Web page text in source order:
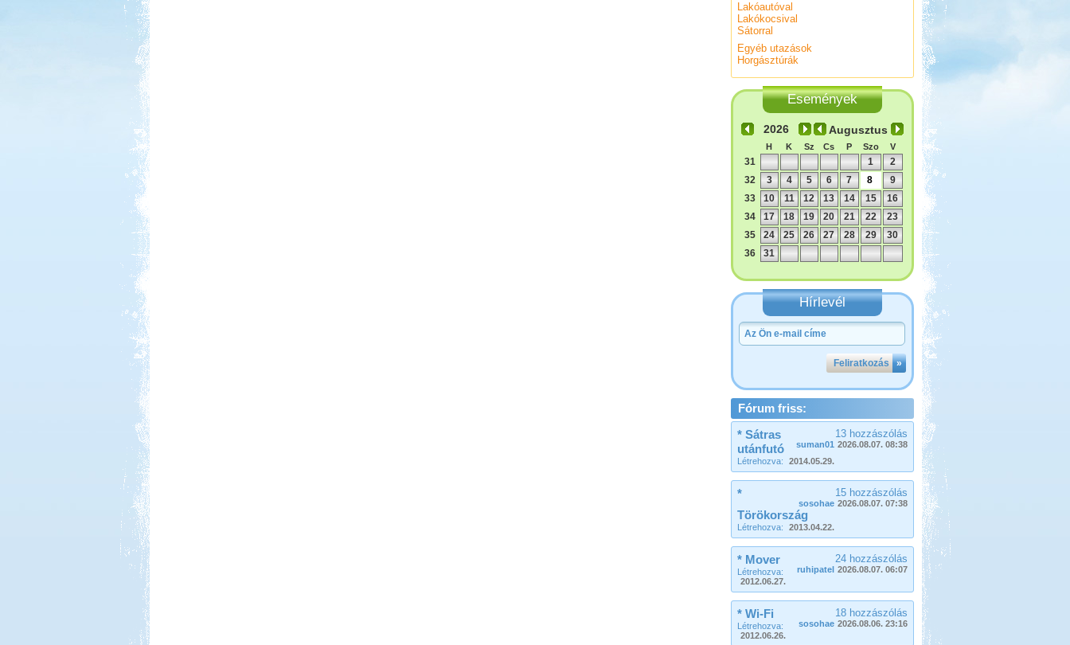
Lakóautóval
Lakókocsival
Sátorral
Egyéb utazások
Horgásztúrák
Események
Augusztus
H K Sz Cs P Szo V
31 1
2
32
3 4 5 6 7 8
9
33
10 11 12 13 14 15
16
34
17 18 19 20 21 22
23
35
24 25 26 27 28 29
30
36
31
Hírlevél
Feliratkozás »
Fórum friss:
13 hozzászólás
suman01 2026.08.07. 08:38
* Sátras
utánfutó
Létrehozva: 2014.05.29.
15 hozzászólás
sosohae 2026.08.07. 07:38
*
Törökország
Létrehozva: 2013.04.22.
24 hozzászólás
ruhipatel 2026.08.07. 06:07
* Mover
Létrehozva:
2012.06.27.
18 hozzászólás
sosohae 2026.08.06. 23:16
* Wi-Fi
Létrehozva:
2012.06.26.